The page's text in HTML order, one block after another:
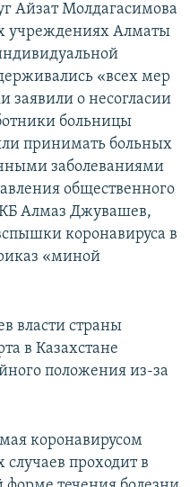
Айзат Молдагасимова
учреждениях Алматы
«всех мер
заявили о несогласии
больницы
принимать больных
заболеваниями
общественного
Алмаз Джувашев,
коронавируса в
«миной
власти страны
в Казахстане
положения из-за
коронавирусом
случаев проходит в